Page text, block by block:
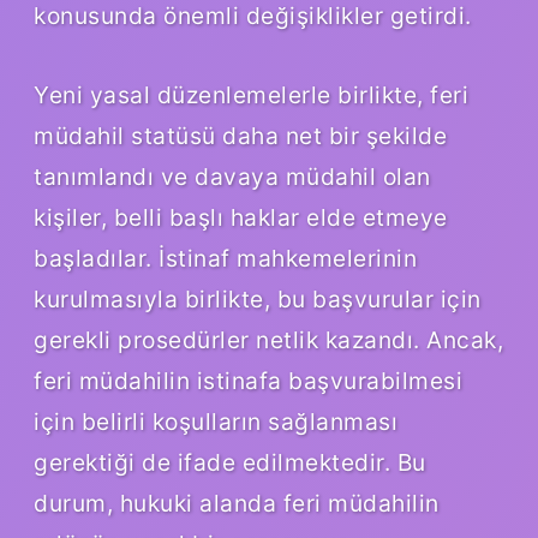
konusunda önemli değişiklikler getirdi.
Yeni yasal düzenlemelerle birlikte, feri
müdahil statüsü daha net bir şekilde
tanımlandı ve davaya müdahil olan
kişiler, belli başlı haklar elde etmeye
başladılar. İstinaf mahkemelerinin
kurulmasıyla birlikte, bu başvurular için
gerekli prosedürler netlik kazandı. Ancak,
feri müdahilin istinafa başvurabilmesi
için belirli koşulların sağlanması
gerektiği de ifade edilmektedir. Bu
durum, hukuki alanda feri müdahilin